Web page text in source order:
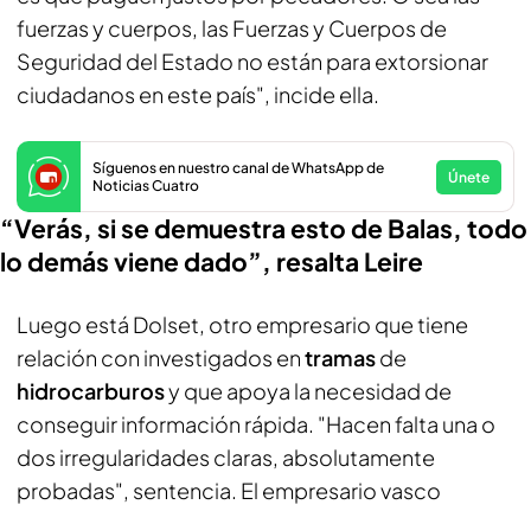
fuerzas y cuerpos, las Fuerzas y Cuerpos de
Seguridad del Estado no están para extorsionar
ciudadanos en este país", incide ella.
Síguenos en nuestro canal de WhatsApp de
Noticias Cuatro
Únete
“Verás, si se demuestra esto de Balas, todo
lo demás viene dado”, resalta Leire
Luego está Dolset, otro empresario que tiene
relación con investigados entramasde
hidrocarburosy que apoya la necesidad de
conseguir información rápida. "Hacen falta una o
dos irregularidades claras, absolutamente
probadas", sentencia. El empresario vasco